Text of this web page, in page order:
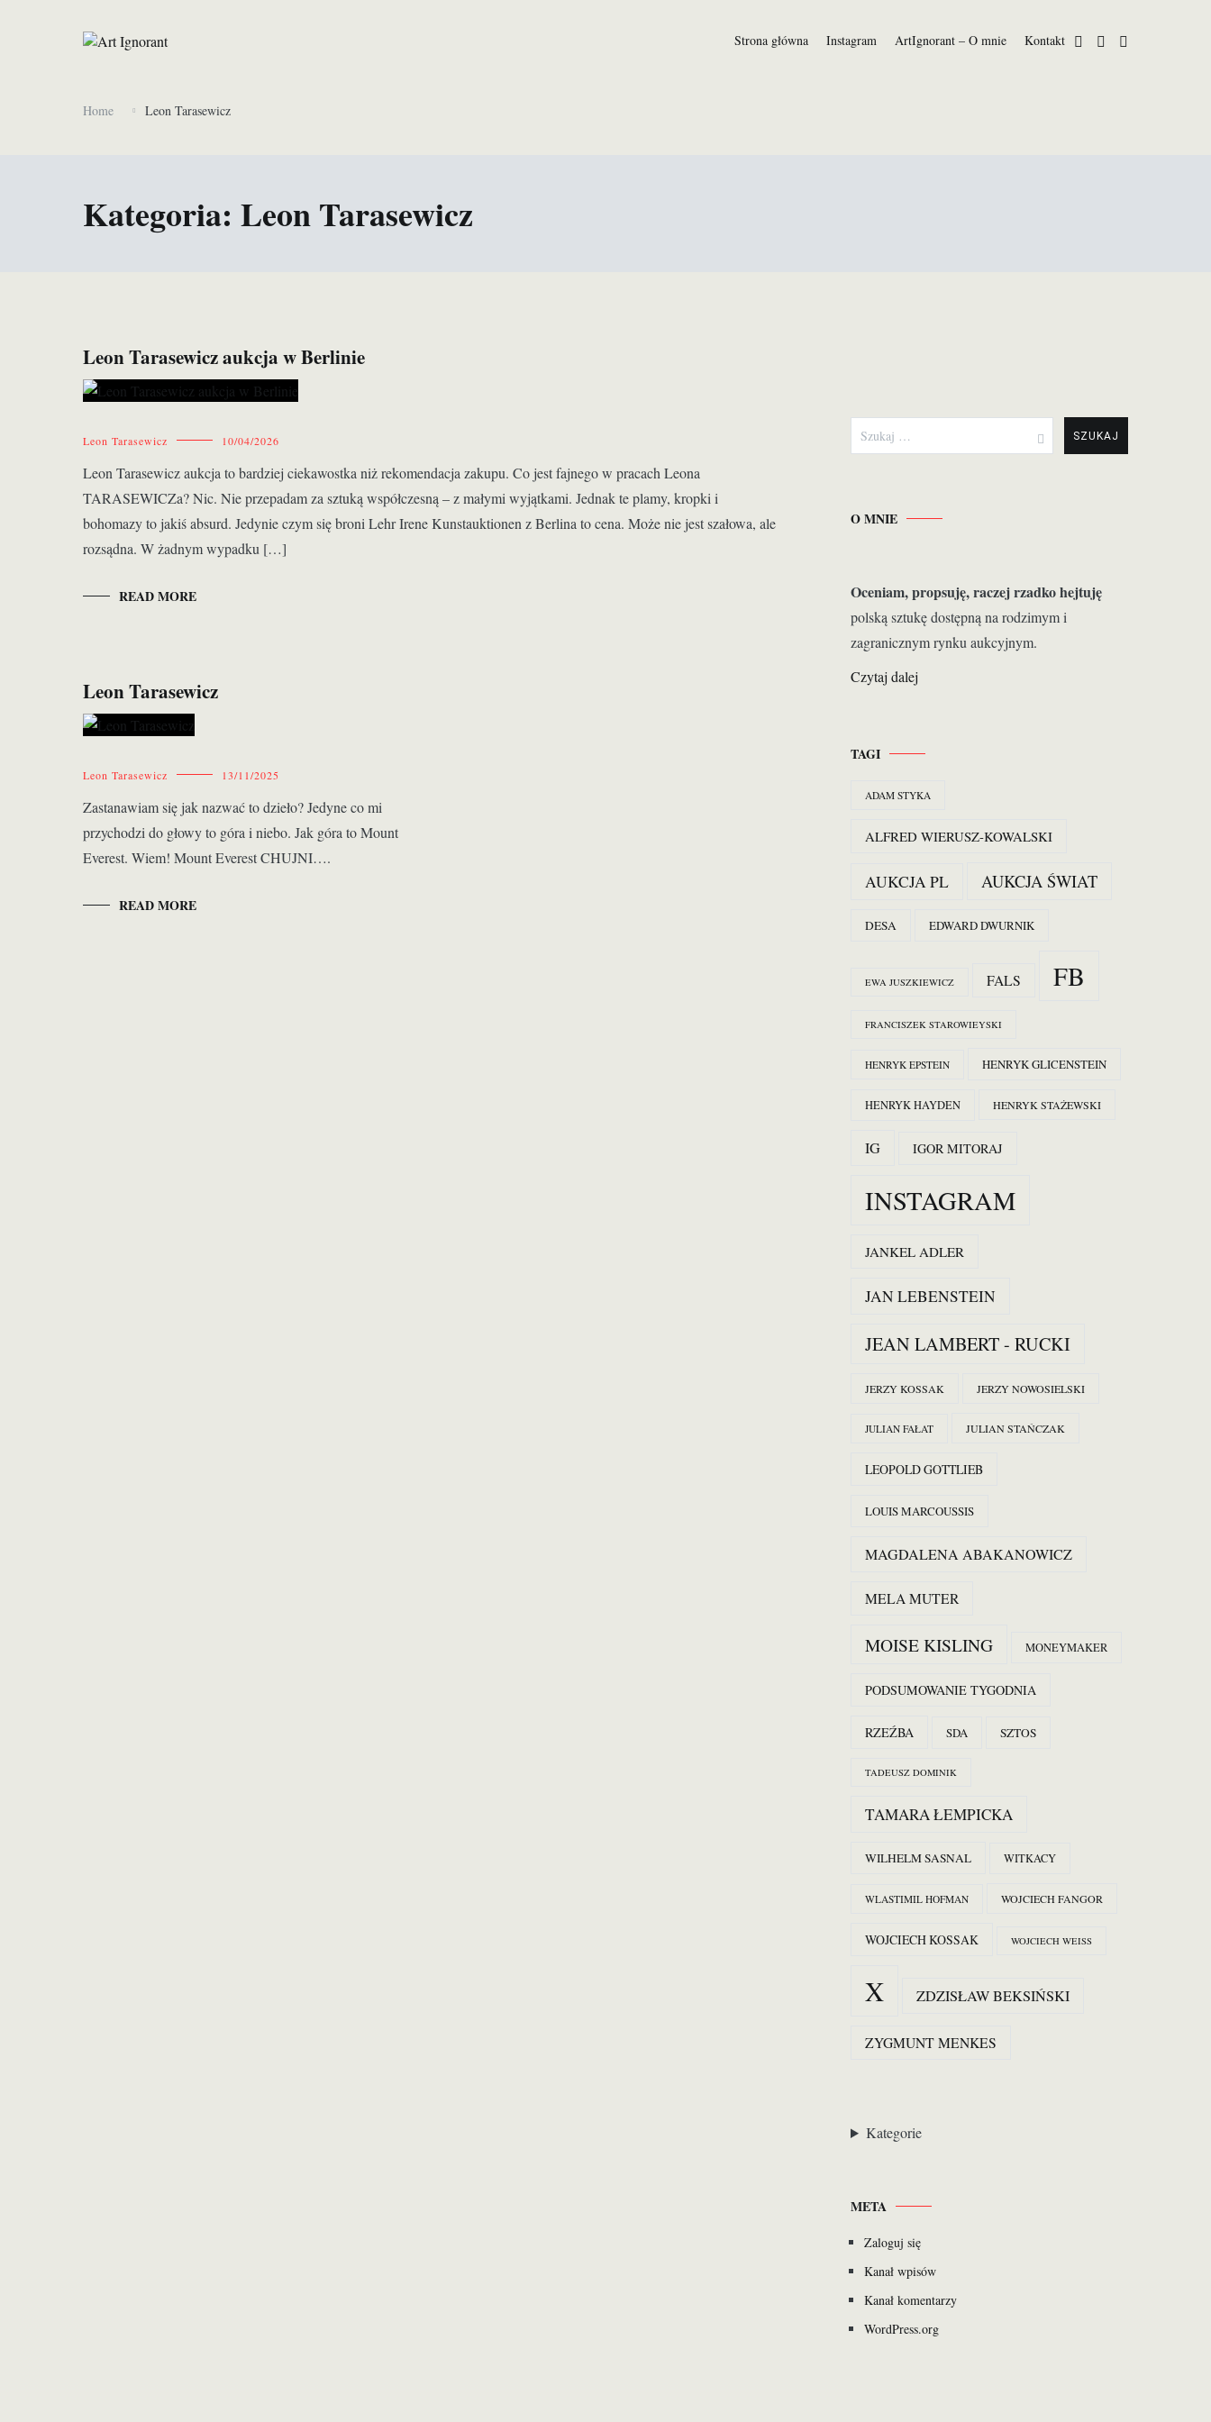
Strona główna Instagram ArtIgnorant – O mnie Kontakt
Home Leon Tarasewicz
Kategoria: Leon Tarasewicz
Leon Tarasewicz aukcja w Berlinie
Leon Tarasewicz 10/04/2026
Leon Tarasewicz aukcja to bardziej ciekawostka niż rekomendacja zakupu. Co jest fajnego w pracach Leona
TARASEWICZa? Nic. Nie przepadam za sztuką współczesną – z małymi wyjątkami. Jednak te plamy, kropki i
bohomazy to jakiś absurd. Jedynie czym się broni Lehr Irene Kunstauktionen z Berlina to cena. Może nie jest szałowa, ale
rozsądna. W żadnym wypadku […]
READ MORE
Leon Tarasewicz
Leon Tarasewicz 13/11/2025
Zastanawiam się jak nazwać to dzieło? Jedyne co mi
przychodzi do głowy to góra i niebo. Jak góra to Mount
Everest. Wiem! Mount Everest CHUJNI….
READ MORE
O MNIE
Oceniam,propsuję, raczej rzadko hejtuję
polską sztukę dostępną na rodzimym i
zagranicznym rynku aukcyjnym.
Czytaj dalej
TAGI
ADAM STYKA
ALFRED WIERUSZ-KOWALSKI
AUKCJA PL AUKCJA ŚWIAT
DESA EDWARD DWURNIK
EWA JUSZKIEWICZ FALS FB
FRANCISZEK STAROWIEYSKI
HENRYK EPSTEIN HENRYK GLICENSTEIN
HENRYK HAYDEN HENRYK STAŻEWSKI
IG IGOR MITORAJ
INSTAGRAM
JANKEL ADLER
JAN LEBENSTEIN
JEAN LAMBERT - RUCKI
JERZY KOSSAK JERZY NOWOSIELSKI
JULIAN FAŁAT JULIAN STAŃCZAK
LEOPOLD GOTTLIEB
LOUIS MARCOUSSIS
MAGDALENA ABAKANOWICZ
MELA MUTER
MOISE KISLING MONEYMAKER
PODSUMOWANIE TYGODNIA
RZEŹBA SDA SZTOS
TADEUSZ DOMINIK
TAMARA ŁEMPICKA
WILHELM SASNAL WITKACY
WLASTIMIL HOFMAN WOJCIECH FANGOR
WOJCIECH KOSSAK WOJCIECH WEISS
X ZDZISŁAW BEKSIŃSKI
ZYGMUNT MENKES
Kategorie
META
Zaloguj się
Kanał wpisów
Kanał komentarzy
WordPress.org